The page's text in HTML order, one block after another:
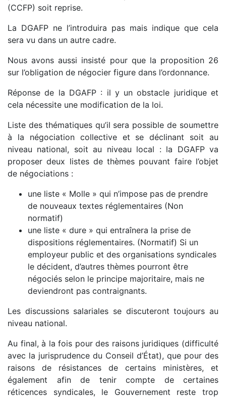
(CCFP) soit reprise.
La DGAFP ne l’introduira pas mais indique que cela
sera vu dans un autre cadre.
Nous avons aussi insisté pour que la proposition 26
sur l’obligation de négocier figure dans l’ordonnance.
Réponse de la DGAFP : il y un obstacle juridique et
cela nécessite une modification de la loi.
Liste des thématiques qu’il sera possible de soumettre
à la négociation collective et se déclinant soit au
niveau national, soit au niveau local : la DGAFP va
proposer deux listes de thèmes pouvant faire l’objet
de négociations :
une liste « Molle » qui n’impose pas de prendre
de nouveaux textes réglementaires (Non
normatif)
une liste « dure » qui entraînera la prise de
dispositions réglementaires. (Normatif) Si un
employeur public et des organisations syndicales
le décident, d’autres thèmes pourront être
négociés selon le principe majoritaire, mais ne
deviendront pas contraignants.
Les discussions salariales se discuteront toujours au
niveau national.
Au final, à la fois pour des raisons juridiques (difficulté
avec la jurisprudence du Conseil d’État), que pour des
raisons de résistances de certains ministères, et
également afin de tenir compte de certaines
réticences syndicales, le Gouvernement reste trop